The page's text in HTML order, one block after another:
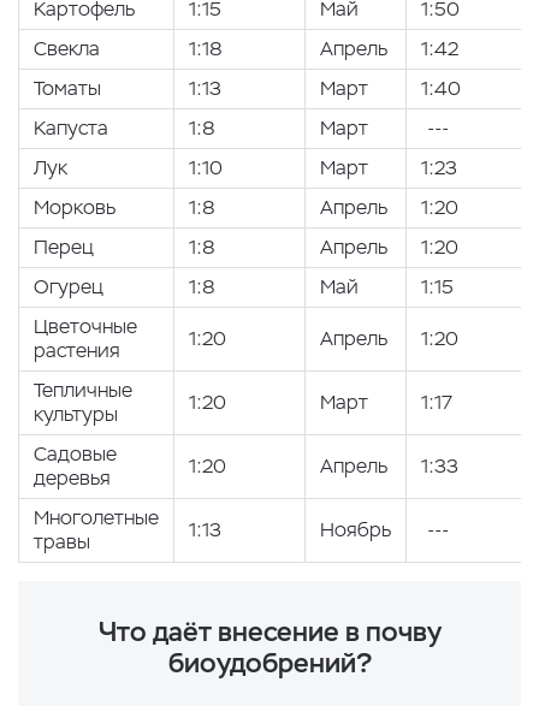
Картофель
1:15 Май
1:50
Свекла
1:18 Апрель
1:42
Томаты
1:13 Март
1:40
Капуста
1:8 Март
---
Лук
1:10 Март
1:23
Морковь
1:8 Апрель
1:20
Перец
1:8 Апрель
1:20
Огурец
1:8 Май
1:15
Цветочные
растения
1:20 Апрель 1:20
Тепличные
культуры
1:20 Март 1:17
Садовые
деревья
1:20 Апрель 1:33
Многолетные
травы
1:13 Ноябрь ---
Что даёт внесение в почву
биоудобрений?